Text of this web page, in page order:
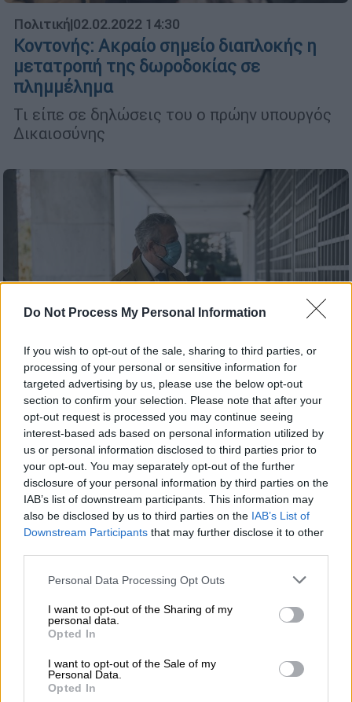
Do Not Process My Personal Information
If you wish to opt-out of the sale, sharing to third parties, or
processing of your personal or sensitive information for
targeted advertising by us, please use the below opt-out
section to confirm your selection. Please note that after your
opt-out request is processed you may continue seeing
interest-based ads based on personal information utilized by
us or personal information disclosed to third parties prior to
your opt-out. You may separately opt-out of the further
disclosure of your personal information by third parties on the
IAB’s list of downstream participants. This information may
also be disclosed by us to third parties on the IAB’s List of
Downstream Participants that may further disclose it to other
Please note that this website/app uses one or more Google
not limited to your visit or usage behaviour. You may click to
grant or deny consent to Google and its third-party tags to
use your data for below specified purposes in below Google
consent section.
Personal Data Processing Opt Outs
I want to opt-out of the Sharing of my
personal data.
Opted In
I want to opt-out of the Sale of my
Personal Data.
Opted In
Πολιτική|02.02.2022 14:30
Κοντονής: Ακραίο σημείο διαπλοκής η
μετατροπή της δωροδοκίας σε
πλημμέλημα
Τι είπε σε δηλώσεις του ο πρώην υπουργός
Δικαιοσύνης
Πολιτική|14.04.2021 17:33
Κοντονής σε ΣΥΡΙΖΑ: Η κοπτοραπτική
και οι συκοφαντίες δεν μπορούν να
κρύψουν την αλήθεια
Σφοδρές αντιδράσεις ανάμεσα σε ΣΥΡΙΖΑ
και Σταύρου Κοντονή - Τι αναφέρει ο ίδιος